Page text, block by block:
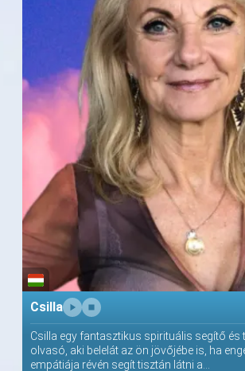
Csilla
Csilla egy fantasztikus spirituális segítő és
olvasó, aki belelát az ön jövőjébe is, ha
empátiája révén segít tisztán látni a...